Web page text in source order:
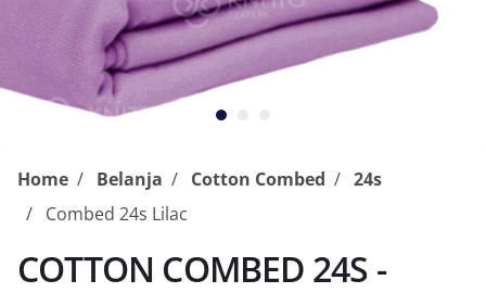
Home Belanja Cotton Combed
24s
Combed 24s Lilac
COTTON COMBED 24S -